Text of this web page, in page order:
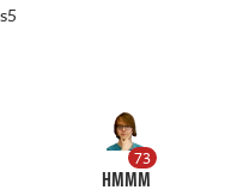
73
HMMM